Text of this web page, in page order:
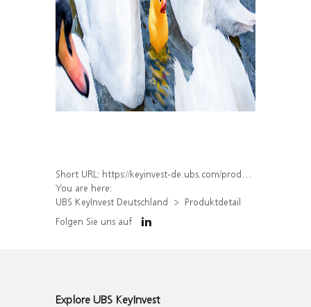
Short URL: https://keyinvest-de.ubs.com/produkt/detail/index/isin/DE000WA8C4J1
You are here:
UBS KeyInvest Deutschland
Produktdetail
Folgen Sie uns auf
Explore UBS KeyInvest